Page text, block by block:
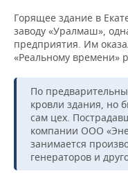
ДЕКЛАРАЦИИ О
КОРОЛИ
ВУЗЫ ТАТАРСТАНА
КОМУ
ТОРГОВЫЕ ЦЕНТРЫ
ТАТАРСТАНА
НОВОСТИ
ФИНАНСЫ
БАНКИ
БЮДЖЕТ
ИНВЕСТИЦИИ
ПРОМЫШЛЕННОСТЬ
НОВОСТИ
ПРОМЫШЛЕННОСТИ
АГРОПРОМ
МАШИНОСТРОЕНИЕ
НЕФТЕХИМИЯ
НЕДВИЖИМОСТЬ
НОВОСТИ
АВТО
НОВОСТИ АВТО
БИЗНЕС
НОВОСТИ БИЗНЕСА
РОЗНИЧНАЯ
ТЕХНОЛОГИИ
НОВОСТИ
МЕРОПРИЯТИЯ
Горящее здание в
заводу «Уралмаш»,
предприятия. Им
«Реальному времени»
По
кровли здания, но
сам цех.
компании ООО
занимается
генераторов и